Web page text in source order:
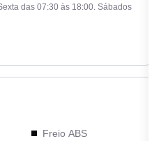
das 07:30 às 18:00. Sábados
Freio ABS